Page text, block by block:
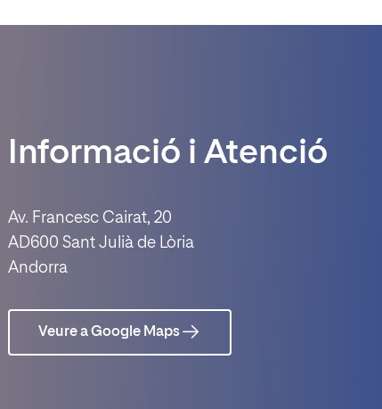
Informació i Atenció
Av. Francesc Cairat, 20
AD600 Sant Julià de Lòria
Andorra
Veure a Google Maps